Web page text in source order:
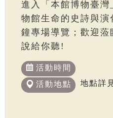
進入「本館博物臺灣
物館生命的史詩與演
鐘專場導覽；歡迎
說給你聽!
活動時間
活動地點
地點詳